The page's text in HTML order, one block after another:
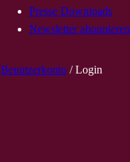
Presse Downloads
Newsletter abonnieren
Benutzerkonto/ Login